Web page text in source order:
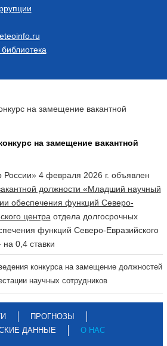
на замещение вакантной
на замещение вакантной
4 февраля 2026 г. объявлен
должности «Младший научный
обеспечения функций Северо-
центра отдела долгосрочных
функций Северо-Евразийского
на 0,4 ставки
конкурса на замещение должностей
научных сотрудников
ПРОГНОЗЫ
ДАННЫЕ
О НАС